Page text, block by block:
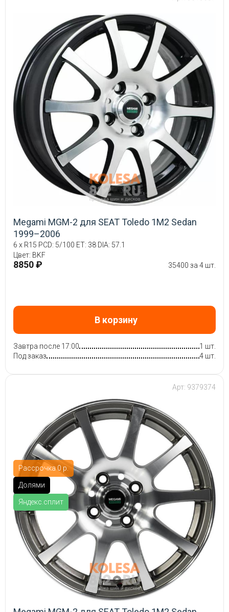
Megami MGM-2 для SEAT Toledo 1M2 Sedan
1999–2006
6 x R15 PCD: 5/100 ET: 38 DIA: 57.1
Цвет: BKF
8850 ₽ 35400 за 4 шт.
В корзину
Завтра после 17:00
1 шт.
Под заказ
4 шт.
Рассрочка 0 р.
Долями
Яндекс.сплит
Арт: 9379374